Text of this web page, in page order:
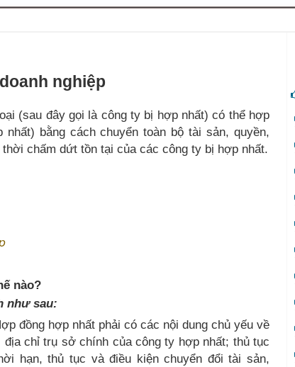
nghiệp
(sau đây gọi là công ty bị hợp nhất) có thể hợp
bằng cách chuyển toàn bộ tài sản, quyền,
chấm dứt tồn tại của các công ty bị hợp nhất.
nào?
như sau:
đồng hợp nhất phải có các nội dung chủ yếu về
chỉ trụ sở chính của công ty hợp nhất; thủ tục
hạn, thủ tục và điều kiện chuyển đổi tài sản,